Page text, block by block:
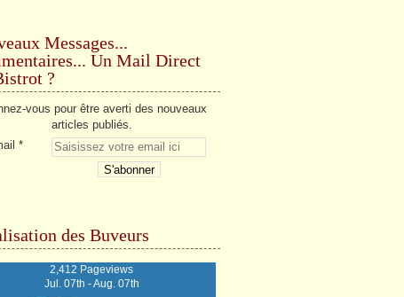
Messages...
Un Mail Direct
?
vous pour être averti des nouveaux
articles publiés.
des Buveurs
2,412 Pageviews
Jul. 07th - Aug. 07th